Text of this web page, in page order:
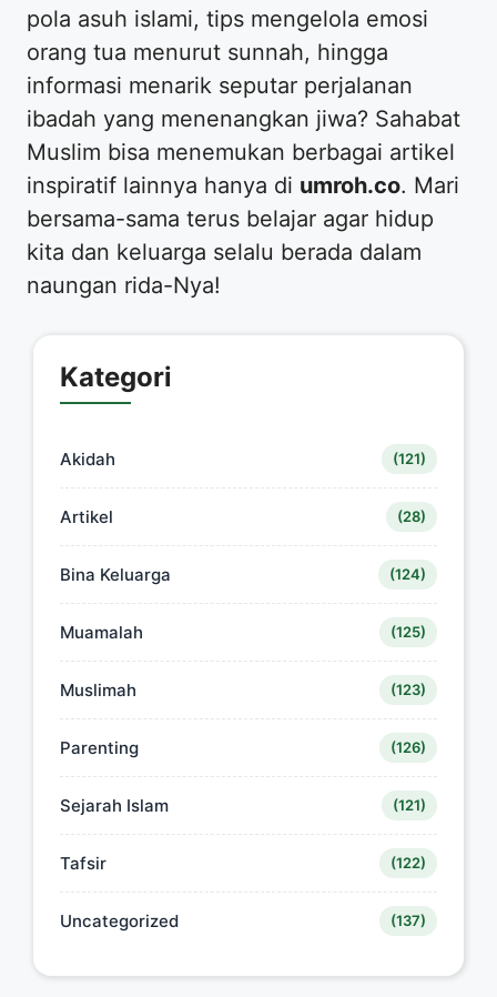
pola asuh islami, tips mengelola emosi
orang tua menurut sunnah, hingga
informasi menarik seputar perjalanan
ibadah yang menenangkan jiwa? Sahabat
Muslim bisa menemukan berbagai artikel
inspiratif lainnya hanya di umroh.co. Mari
bersama-sama terus belajar agar hidup
kita dan keluarga selalu berada dalam
naungan rida-Nya!
Kategori
Akidah (121)
Artikel (28)
Bina Keluarga (124)
Muamalah (125)
Muslimah (123)
Parenting (126)
Sejarah Islam (121)
Tafsir (122)
Uncategorized (137)